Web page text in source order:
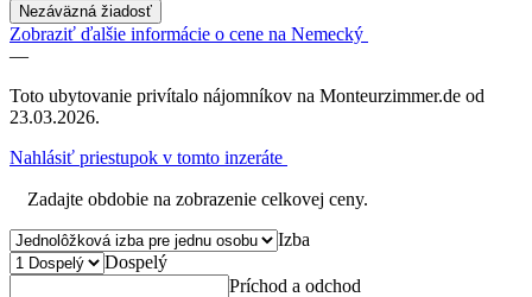
Nezáväzná žiadosť
Zobraziť ďalšie informácie o cene na Nemecký
—
Toto ubytovanie privítalo nájomníkov na Monteurzimmer.de od
23.03.2026.
Nahlásiť priestupok v tomto inzeráte
Zadajte obdobie na zobrazenie celkovej ceny.
Izba
Dospelý
Príchod a odchod